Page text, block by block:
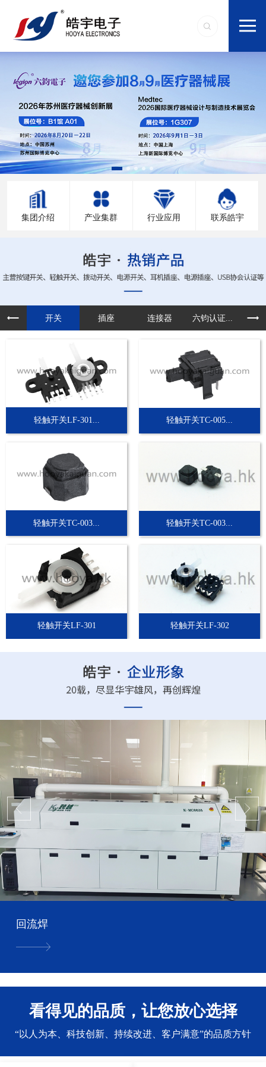
集团介绍 产业集群 行业应用 联系皓宇
开关 插座 连接器 六钧认证... 定
轻触开关LF-301... 轻触开关TC-005...
轻触开关TC-003... 轻触开关TC-003...
轻触开关LF-301 轻触开关LF-302
回流焊
看得见的品质，让您放心选择
“以人为本、科技创新、持续改进、客户满意”的品质方针